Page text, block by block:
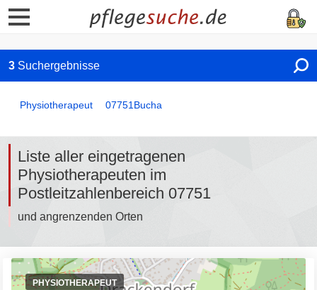
3 Suchergebnisse
Physiotherapeut 07751 Bucha
Liste aller eingetragenen
Physiotherapeuten im
Postleitzahlenbereich 07751
und angrenzenden Orten
PHYSIOTHERAPEUT